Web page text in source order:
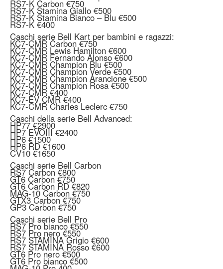
RS7-K Carbon €750
RS7-K Stamina Giallo €500
RS7-K Stamina Bianco – Blu €500
RS7-K €400
Caschi serie Bell Kart per bambini e ragazzi:
KC7-CMR Carbon €750
KC7-CMR Lewis Hamilton €600
KC7-CMR Fernando Alonso €600
KC7-CMR Champion Blu €500
KC7-CMR Champion Verde €500
KC7-CMR Champion Arancione €500
KC7-CMR Champion Rosa €500
KC7-CMR €400
KC7-EV CMR €400
KC7-CMR Charles Leclerc €750
Caschi della serie Bell Advanced:
HP77 €2900
HP7 EVOIII €2400
HP6 €1500
HP6 RD €1600
CV10 €1650
Caschi serie Bell Carbon
RS7 Carbon €800
GT6 Carbon €750
GT6 Carbon RD €820
MAG-10 Carbon €750
GTX3 Carbon €750
GP3 Carbon €750
Caschi serie Bell Pro
RS7 Pro bianco €550
RS7 Pro nero €550
RS7 STAMINA Grigio €600
RS7 STAMINA Rosso €600
GT6 Pro nero €500
GT6 Pro bianco €500